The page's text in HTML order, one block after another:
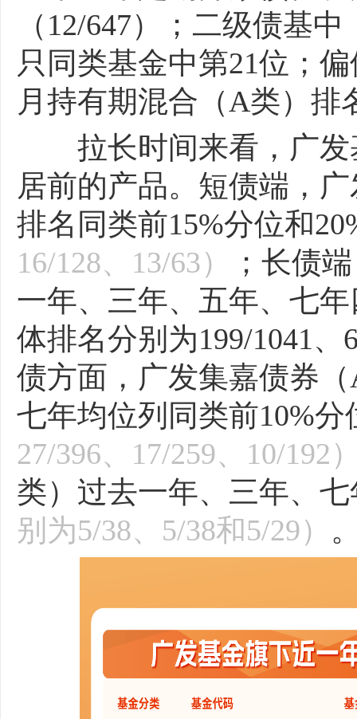
（12/647）；二级债基
只同类基金中第21位；
月持有期混合（A类）排
拉长时间来看，广发
居前的产品。短债端，
排名同类前15%分位和
16/128、13/63）
；长债
一年、三年、五年、七
体排名分别为199/1041、
债方面，广发集嘉债券
七年均位列同类前10%分
27/396、17/259、10/192
类）过去一年、三年、
别为5/38、5/38和5/29）